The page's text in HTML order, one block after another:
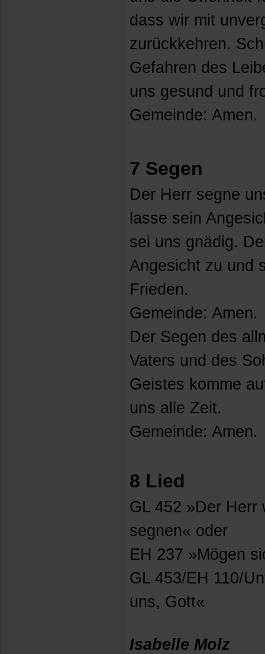
dass wir mit
zurückkehren.
Gefahren des
uns gesund und
Gemeinde: Amen.
7 Segen
Der Herr segne
lasse sein
sei uns gnädig.
Angesicht zu und
Frieden.
Gemeinde: Amen.
Der Segen des
Vaters und des
Geistes komme
uns alle Zeit.
Gemeinde: Amen.
8 Lied
GL 452 »Der Herr
segnen« oder
EH 237 »Mögen
GL 453/EH 110/
uns, Gott«
Isabelle Molz